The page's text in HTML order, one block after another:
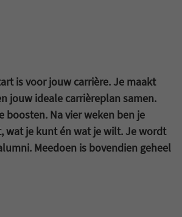
is voor jouw carrière. Je maakt
jouw ideale carrièreplan samen.
boosten. Na vier weken ben je
wat je kunt én wat je wilt. Je wordt
Meedoen is bovendien geheel